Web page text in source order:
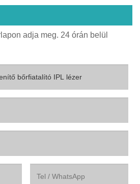
adja meg. 24 órán belül